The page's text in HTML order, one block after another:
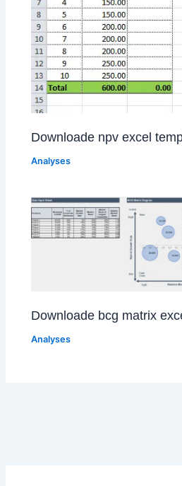
Downloade npv excel
Analyses
Downloade bcg matrix
Analyses